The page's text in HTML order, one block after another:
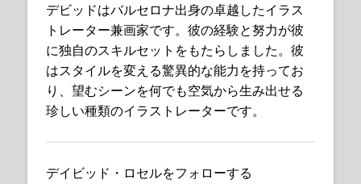
デビッドはバルセロナ出身の卓越したイラス
トレーター兼画家です。彼の経験と努力が彼
に独自のスキルセットをもたらしました。彼
はスタイルを変える驚異的な能力を持ってお
り、望むシーンを何でも空気から生み出せる
珍しい種類のイラストレーターです。
デイビッド・ロセルをフォローする